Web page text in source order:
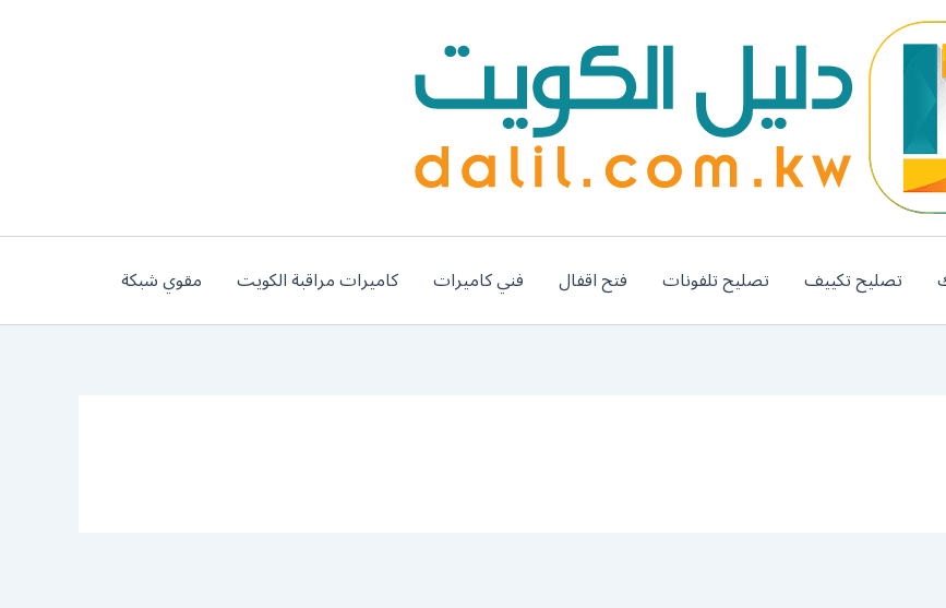
تصليح تكييف تصليح تلفونات فتح اقفال فني كاميرات كاميرات مراقبة الكويت مقوي شبكة